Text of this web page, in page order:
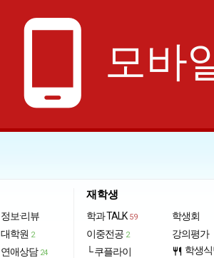
phone_android 모바
정보·리뷰
대학원 2
연애상담 24
재학생
학과 TALK 59
이중전공 2
└ 쿠플라이
학생회
강의평가
restaurant 학생